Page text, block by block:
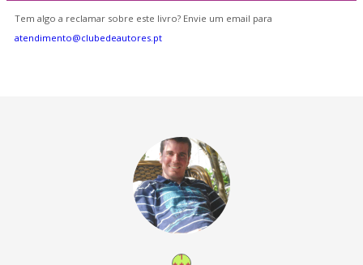
Tem algo a reclamar sobre este livro? Envie um email para
atendimento@clubedeautores.pt